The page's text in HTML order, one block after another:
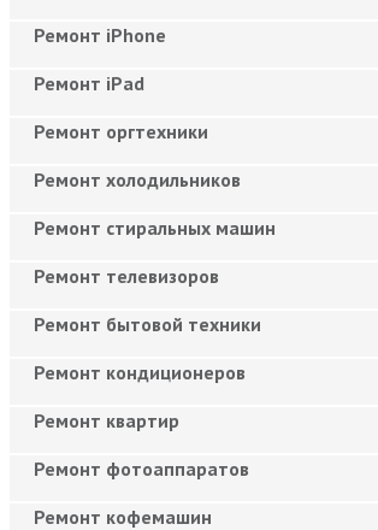
Ремонт iPhone
Ремонт iPad
Ремонт оргтехники
Ремонт холодильников
Ремонт стиральных машин
Ремонт телевизоров
Ремонт бытовой техники
Ремонт кондиционеров
Ремонт квартир
Ремонт фотоаппаратов
Ремонт кофемашин